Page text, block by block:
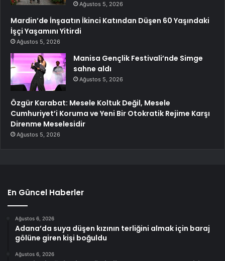
Ağustos 5, 2026
Mardin’de İnşaatın İkinci Katından Düşen 60 Yaşındaki
İşçi Yaşamını Yitirdi
Ağustos 5, 2026
Manisa Gençlik Festivali’nde Simge
sahne aldı
Ağustos 5, 2026
Özgür Karabat: Mesele Koltuk Değil, Mesele
Cumhuriyet’i Koruma ve Yeni Bir Otokratik Rejime Karşı
Direnme Meselesidir
Ağustos 5, 2026
En Güncel Haberler
Ağustos 6, 2026
Adana’da suya düşen kızının terliğini almak için baraj
gölüne giren kişi boğuldu
Ağustos 6, 2026